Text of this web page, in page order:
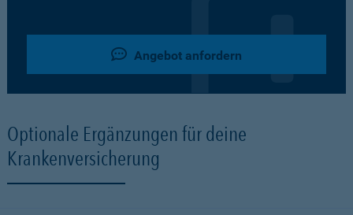
Angebot anfordern
Optionale Ergänzungen für deine
Krankenversicherung